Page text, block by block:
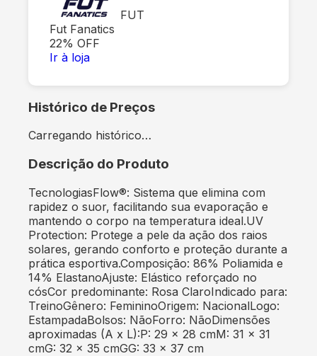
FUT
Fut Fanatics
22% OFF
Ir à loja
Histórico de Preços
Carregando histórico…
Descrição do Produto
TecnologiasFlow®: Sistema que elimina com
rapidez o suor, facilitando sua evaporação e
mantendo o corpo na temperatura ideal.UV
Protection: Protege a pele da ação dos raios
solares, gerando conforto e proteção durante a
prática esportiva.Composição: 86% Poliamida e
14% ElastanoAjuste: Elástico reforçado no
cósCor predominante: Rosa ClaroIndicado para:
TreinoGênero: FemininoOrigem: NacionalLogo:
EstampadaBolsos: NãoForro: NãoDimensões
aproximadas (A x L):P: 29 x 28 cmM: 31 x 31
cmG: 32 x 35 cmGG: 33 x 37 cm